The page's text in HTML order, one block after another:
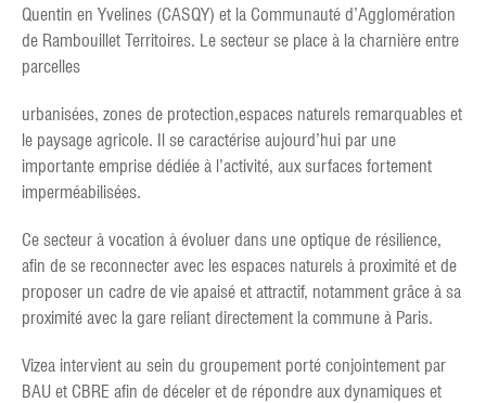
Quentin en Yvelines (CASQY) et la Communauté d’Agglomération
de Rambouillet Territoires. Le secteur se place à la charnière entre
parcelles
urbanisées, zones de protection,espaces naturels remarquables et
le paysage agricole. Il se caractérise aujourd’hui par une
importante emprise dédiée à l’activité, aux surfaces fortement
imperméabilisées.
Ce secteur à vocation à évoluer dans une optique de résilience,
afin de se reconnecter avec les espaces naturels à proximité et de
proposer un cadre de vie apaisé et attractif, notamment grâce à sa
proximité avec la gare reliant directement la commune à Paris.
Vizea intervient au sein du groupement porté conjointement par
BAU et CBRE afin de déceler et de répondre aux dynamiques et